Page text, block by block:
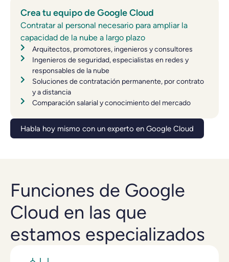
Crea tu equipo de Google Cloud
Contratar al personal necesario para ampliar la
capacidad de la nube a largo plazo
Arquitectos, promotores, ingenieros y consultores
Ingenieros de seguridad, especialistas en redes y
responsables de la nube
Soluciones de contratación permanente, por contrato
y a distancia
Comparación salarial y conocimiento del mercado
Habla hoy mismo con un experto en Google Cloud
Funciones de Google
Cloud en las que
estamos especializados